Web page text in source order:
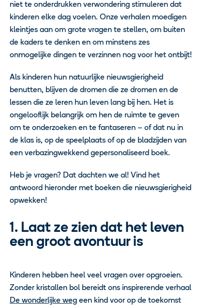
niet te onderdrukken verwondering stimuleren dat
kinderen elke dag voelen. Onze verhalen moedigen
kleintjes aan om grote vragen te stellen, om buiten
de kaders te denken en om minstens zes
onmogelijke dingen te verzinnen nog voor het ontbijt!
Als kinderen hun natuurlijke nieuwsgierigheid
benutten, blijven de dromen die ze dromen en de
lessen die ze leren hun leven lang bij hen. Het is
ongelooflijk belangrijk om hen de ruimte te geven
om te onderzoeken en te fantaseren – of dat nu in
de klas is, op de speelplaats of op de bladzijden van
een verbazingwekkend gepersonaliseerd boek.
Heb je vragen? Dat dachten we al! Vind het
antwoord hieronder met boeken die nieuwsgierigheid
opwekken!
1. Laat ze zien dat het leven
een groot avontuur is
Kinderen hebben heel veel vragen over opgroeien.
Zonder kristallen bol bereidt ons inspirerende verhaal
De wonderlijke weg een kind voor op de toekomst